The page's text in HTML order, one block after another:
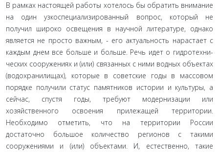
В рамках настоящей работы хотелось бы обратить вни­мание
на один узкоспециализированный вопрос, который не
получил широко освещения в научной литературе, однако
является не просто важным, - его актуальность нарастает с
каждым днем все больше и больше. Речь идет о гидротехни­
ческих сооружениях и (или) связанных с ними водных объек­тах
(водохранилищах), которые в советские годы в массовом
порядке получили статус памятников истории и культуры, а
сейчас, спустя годы, требуют модернизации или
хозяйственного освоения прилежащей территории.
Необходимо отме­тить, что на территории России
достаточно большое количе­ство регионов с такими
сооружениями и (или) объектами. И, естественно, такие